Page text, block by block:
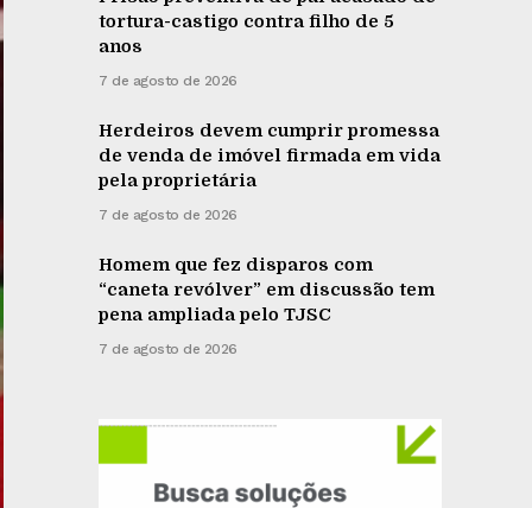
tortura-castigo contra filho de 5
anos
7 de agosto de 2026
Herdeiros devem cumprir promessa
de venda de imóvel firmada em vida
pela proprietária
7 de agosto de 2026
Homem que fez disparos com
“caneta revólver” em discussão tem
pena ampliada pelo TJSC
7 de agosto de 2026